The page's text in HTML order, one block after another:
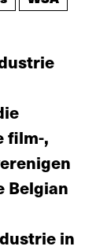
film-,
Belgian
in